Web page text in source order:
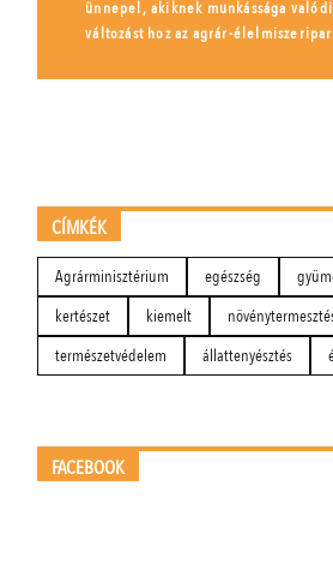
ünnepel, akiknek munkássága
változást hoz az agrár-
CÍMKÉK
Agrárminisztérium egészség
kertészet
kiemelt
természetvédelem
állattenyésztés
FACEBOOK